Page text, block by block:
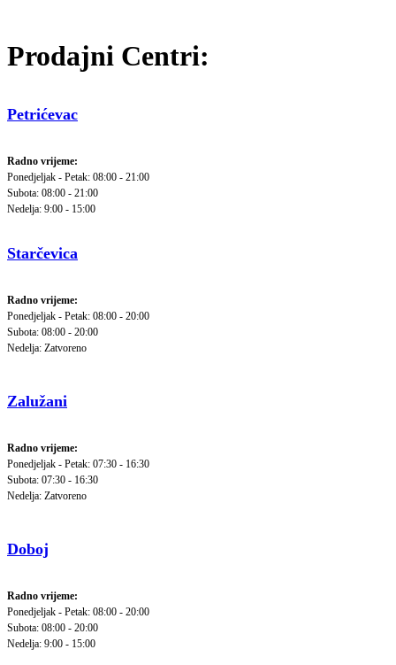
Prodajni Centri:
Petrićevac
Radno vrijeme:
Ponedjeljak - Petak: 08:00 - 21:00
Subota: 08:00 - 21:00
Nedelja: 9:00 - 15:00
Starčevica
Radno vrijeme:
Ponedjeljak - Petak: 08:00 - 20:00
Subota: 08:00 - 20:00
Nedelja: Zatvoreno
Zalužani
Radno vrijeme:
Ponedjeljak - Petak: 07:30 - 16:30
Subota: 07:30 - 16:30
Nedelja: Zatvoreno
Doboj
Radno vrijeme:
Ponedjeljak - Petak: 08:00 - 20:00
Subota: 08:00 - 20:00
Nedelja: 9:00 - 15:00